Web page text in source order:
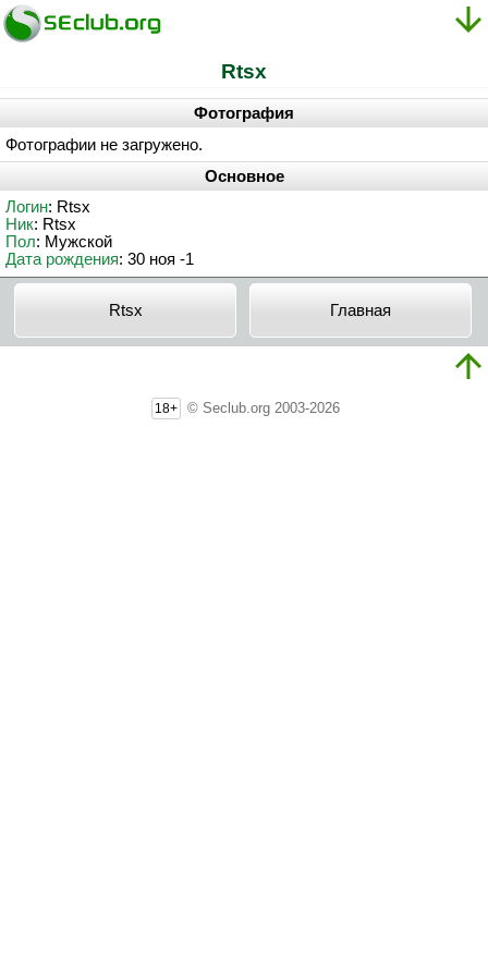
Rtsx
Фотография
Фотографии не загружено.
Основное
Логин: Rtsx
Ник: Rtsx
Пол: Мужской
Дата рождения: 30 ноя -1
Rtsx Главная
18+ © Seclub.org 2003-2026